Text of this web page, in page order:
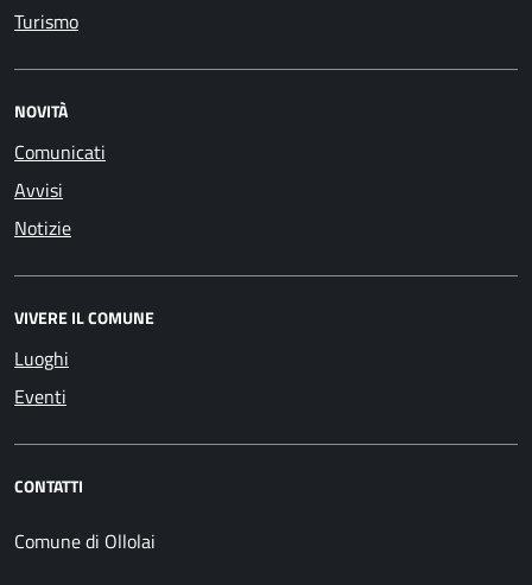
Turismo
NOVITÀ
Comunicati
Avvisi
Notizie
VIVERE IL COMUNE
Luoghi
Eventi
CONTATTI
Comune di Ollolai